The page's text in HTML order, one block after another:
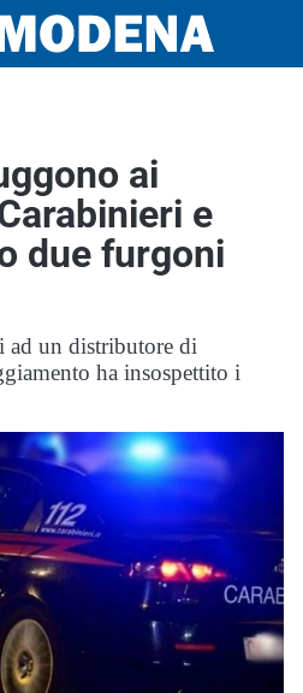
ai
e
due furgoni
ad un distributore di
ha insospettito i